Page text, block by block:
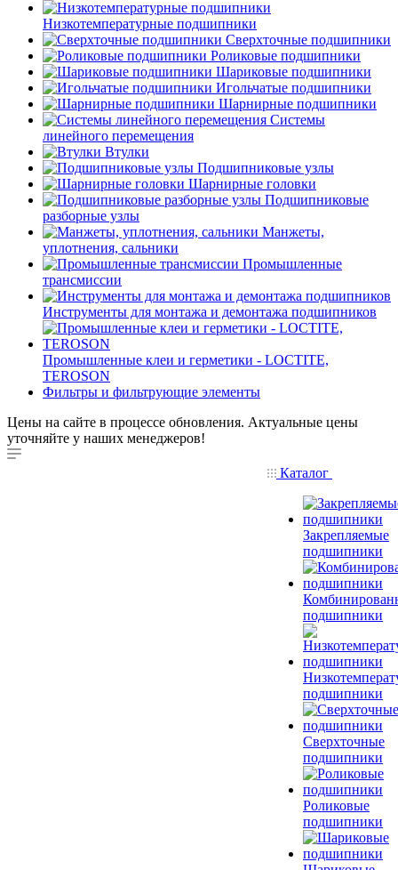
Низкотемпературные подшипники
Сверхточные подшипники
Роликовые подшипники
Шариковые подшипники
Игольчатые подшипники
Шарнирные подшипники
Системы
линейного перемещения
Втулки
Подшипниковые узлы
Шарнирные головки
Подшипниковые
разборные узлы
Манжеты,
уплотнения, сальники
Промышленные
трансмиссии
Инструменты для монтажа и демонтажа подшипников
Промышленные клеи и герметики - LOCTITE,
TEROSON
Фильтры и фильтрующие элементы
Цены на сайте в процессе обновления. Актуальные цены
уточняйте у наших менеджеров!
Каталог
Закрепляемые
подшипники
подшипники
подшипники
Сверхточные
подшипники
Роликовые
подшипники